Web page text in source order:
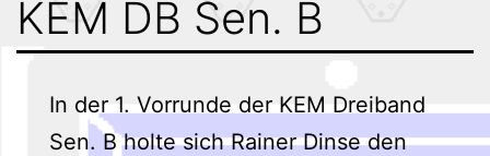
KEM DB Sen. B
In der 1. Vorrunde der KEM Dreiband
Sen. B holte sich Rainer Dinse den